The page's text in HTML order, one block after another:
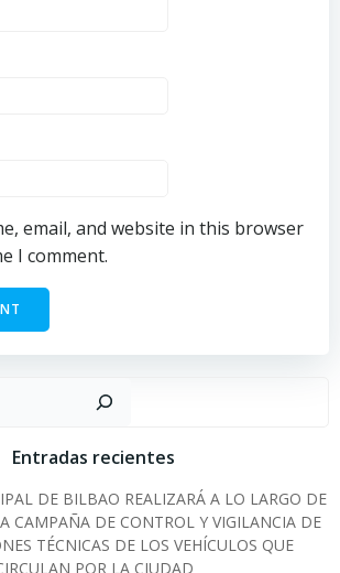
email, and website in this browser
I comment.
Entradas recientes
DE BILBAO REALIZARÁ A LO LARGO DE
CAMPAÑA DE CONTROL Y VIGILANCIA DE
TÉCNICAS DE LOS VEHÍCULOS QUE
POR LA CIUDAD